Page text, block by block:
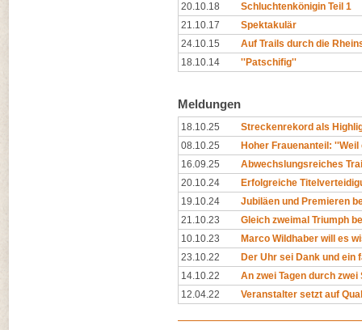
20.10.18
Schluchtenkönigin Teil 1
21.10.17
Spektakulär
24.10.15
Auf Trails durch die
18.10.14
''Patschifig''
Meldungen
18.10.25
Streckenrekord als
08.10.25
Hoher Frauenanteil:
16.09.25
Abwechslungsreiches
20.10.24
Erfolgreiche
19.10.24
Jubiläen und Premieren
21.10.23
Gleich zweimal Triumph
10.10.23
Marco Wildhaber will es
23.10.22
Der Uhr sei Dank und ein
14.10.22
An zwei Tagen durch zwei
12.04.22
Veranstalter setzt auf